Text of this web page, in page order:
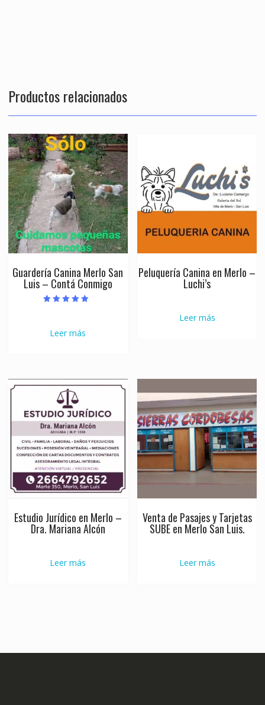
Productos relacionados
Guardería Canina Merlo San
Luis – Contá Conmigo
Leer más
Peluquería Canina en Merlo –
Luchi’s
Leer más
Estudio Jurídico en Merlo –
Dra. Mariana Alcón
Leer más
Venta de Pasajes y Tarjetas
SUBE en Merlo San Luis.
Leer más